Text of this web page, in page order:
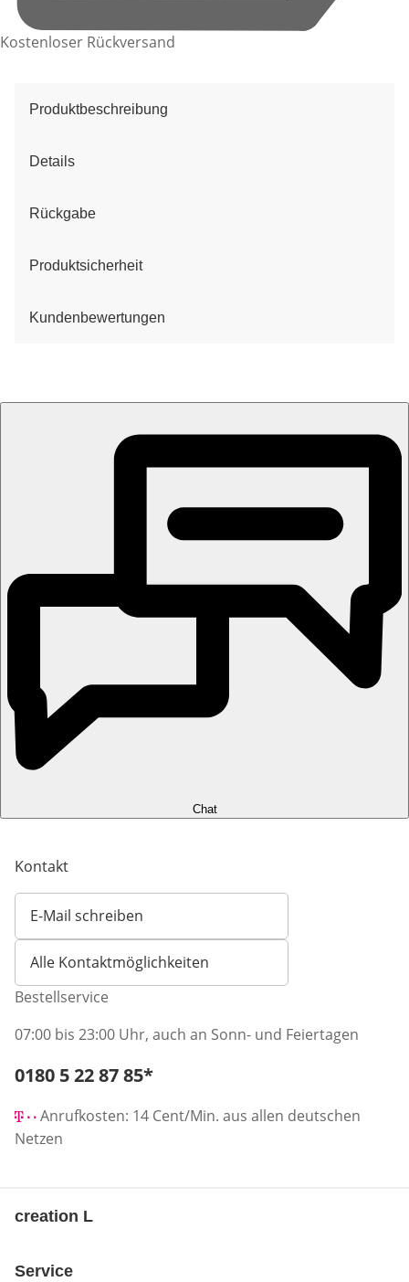
Kostenloser Rückversand
Produktbeschreibung
Details
Rückgabe
Produktsicherheit
Kundenbewertungen
Chat
Kontakt
E-Mail schreiben
Öffnet E-Mail-Client
Alle Kontaktmöglichkeiten
Bestellservice
07:00 bis 23:00 Uhr, auch an Sonn- und Feiertagen
Telefonnummer:
0180 5 22 87 85*
Anrufkosten: 14 Cent/Min. aus allen deutschen
Netzen
creation L
Service